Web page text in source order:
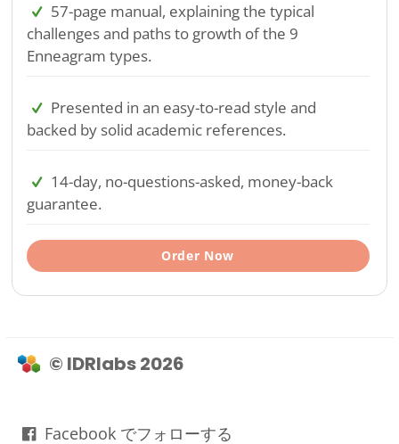
57-page manual, explaining the typical
challenges and paths to growth of the 9
Enneagram types.
Presented in an easy-to-read style and
backed by solid academic references.
14-day, no-questions-asked, money-back
guarantee.
Order Now
© IDRlabs 2026
Facebook でフォローする